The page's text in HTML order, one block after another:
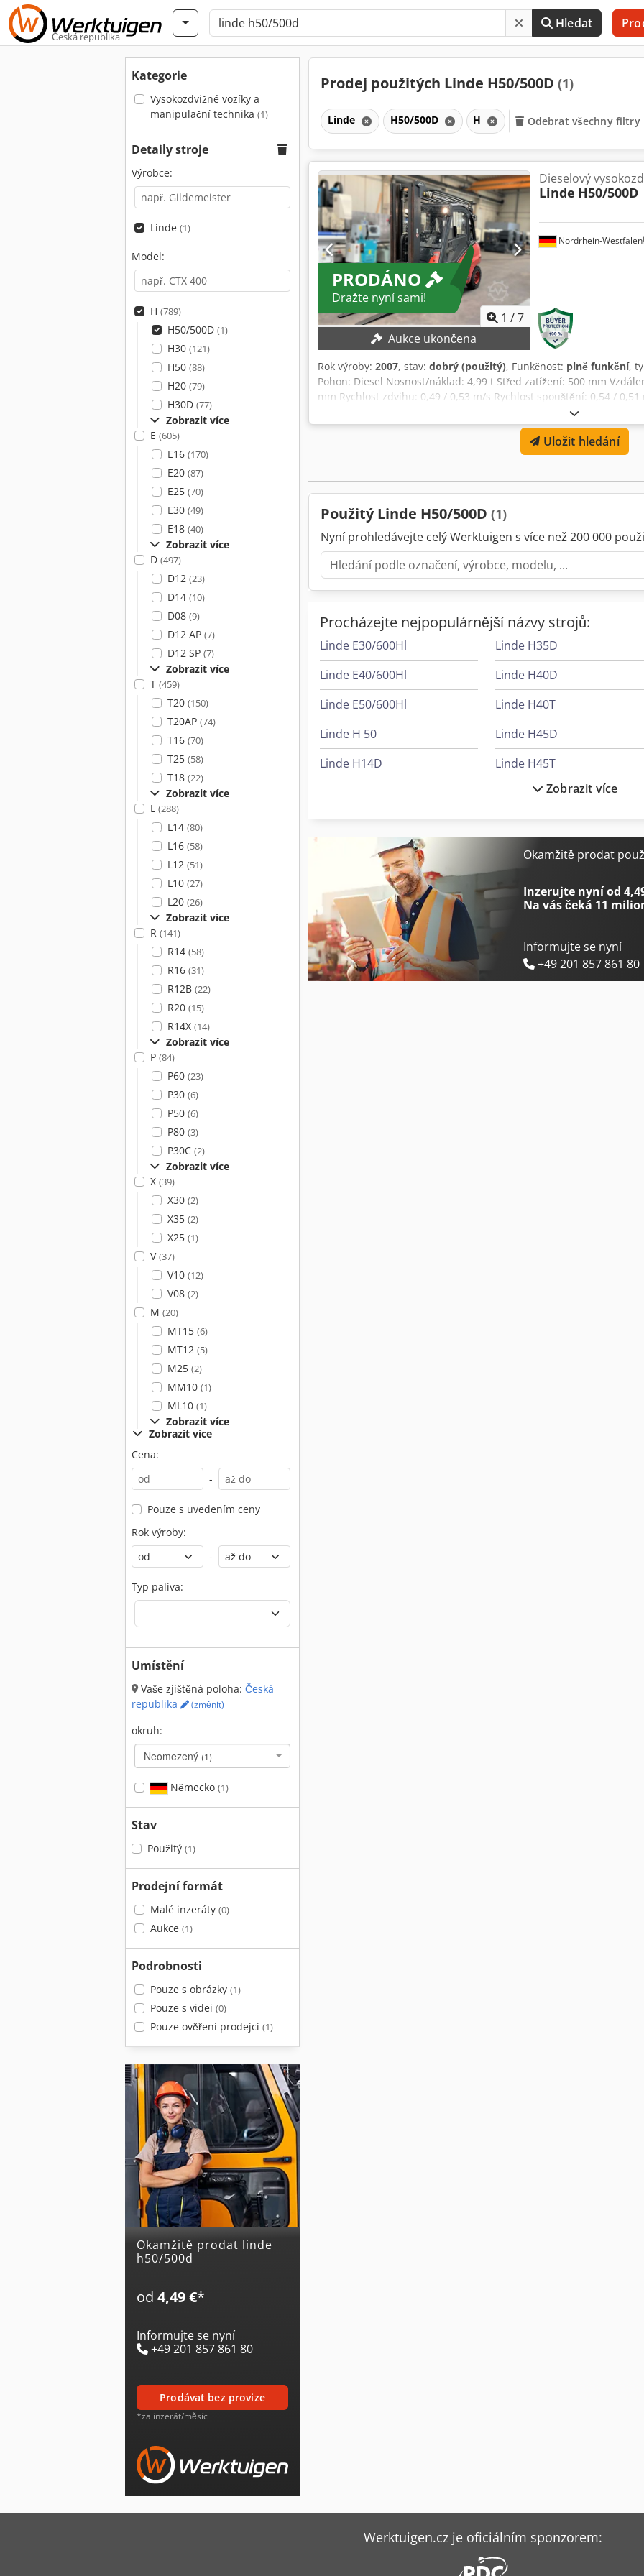
Česká republika
Hledat
Kategorie
Vysokozdvižné vozíky a
manipulační technika (1)
Detaily stroje
Výrobce:
Linde (1)
Model:
H (789)
H50/500D (1)
H30 (121)
H50 (88)
H20 (79)
H30D (77)
Zobrazit více
E (605)
E16 (170)
E20 (87)
E25 (70)
E30 (49)
E18 (40)
Zobrazit více
D (497)
D12 (23)
D14 (10)
D08 (9)
D12 AP (7)
D12 SP (7)
Zobrazit více
T (459)
T20 (150)
T20AP (74)
T16 (70)
T25 (58)
T18 (22)
Zobrazit více
L (288)
L14 (80)
L16 (58)
L12 (51)
L10 (27)
L20 (26)
Zobrazit více
R (141)
R14 (58)
R16 (31)
R12B (22)
R20 (15)
R14X (14)
Zobrazit více
P (84)
P60 (23)
P30 (6)
P50 (6)
P80 (3)
P30C (2)
Zobrazit více
X (39)
X30 (2)
X35 (2)
X25 (1)
V(37)
V10 (12)
V08 (2)
M (20)
MT15 (6)
MT12 (5)
M25 (2)
MM10 (1)
ML10 (1)
Zobrazit více
Zobrazit více
Cena:
-
Pouze s uvedením ceny
Rok výroby:
-
Typ paliva:
Umístění
Vaše zjištěná poloha: Česká
republika
(změnit)
okruh:
Neomezený (1)
Německo (1)
Stav
Použitý (1)
Prodejní formát
Malé inzeráty (0)
Aukce (1)
Podrobnosti
Pouze s obrázky (1)
Pouze s videi (0)
Pouze ověření prodejci (1)
Okamžitě prodat linde
h50/500d
od 4,49 €*
Informujte se nyní
+49 201 857 861 80
prodávat bez provize
*za inzerát/měsíc
Prodej použitých Linde H50/500D (1)
Linde H50/500D H Odebrat všechny filtry
PRODÁNO
Dražte nyní sami!
1 /7
Aukce ukončena
Nordrhein-Westfalen
Dieselový
Linde H50/500D
Rok výroby: 2007, stav: dobrý (použitý), Funkčnost: plně funkční,
Pohon: Diesel Nosnost/náklad: 4,99 t Střed zatížení: 500 mm
mm Rychlost zdvihu: 0,49 / 0,53 m/s Rychlost spouštění: 0,54 /
vpředu/vzadu: 10355 / 1215 kg Zatížení nápravy bez nákladu
Rozměr pneumatik vpředu: 315 / 70-15 (300-15) Rozměr
kol vpředu: 1190 mm Crjdpfxopq R Hlj Ah Tef Rozchod kol vzadu:
Sklon stožáru / vidlicového vozíku: 5,0 / 9,0 Výška zasunutého
Uložit hledání
Použitý Linde H50/500D (1)
Nyní prohledávejte celý Werktuigen s více než 200 000
Procházejte nejpopulárnější názvy strojů:
Linde E30/600Hl
Linde E40/600Hl
Linde E50/600Hl
Linde H 50
Linde H14D
Linde H25D
Linde H35D
Linde H40D
Linde H40T
Linde H45D
Linde H45T
Linde H50/600D
Linde H50T
Zobrazit více
Okamžitě prodat
Inzerujte nyní od
Na vás čeká 11
Informujte se nyní
+49 201 857 861 80
Werktuigen.cz je oficiálním sponzorem: